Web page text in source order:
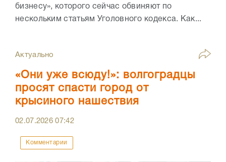
бизнесу», которого сейчас обвиняют по
нескольким статьям Уголовного кодекса. Как...
Актуально
«Они уже всюду!»: волгоградцы
просят спасти город от
крысиного нашествия
02.07.202607:42
Комментарии